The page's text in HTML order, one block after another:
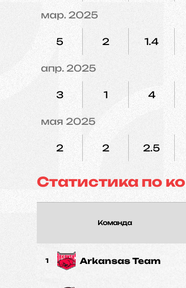
мар. 2025
5 2 1.4
апр. 2025
3 1 4
мая 2025
2 2 2.5
Статистика по
Команда
1 Arkansas Team